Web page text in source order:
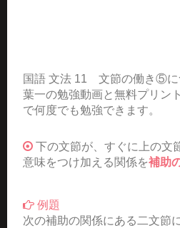
国語 文法 11 文節の働き⑤に
葉一の勉強動画と無料プリン
で何度でも勉強できます。
下の文節が、すぐに上の文
意味をつけ加える関係を補助
例題
次の補助の関係にある二文節